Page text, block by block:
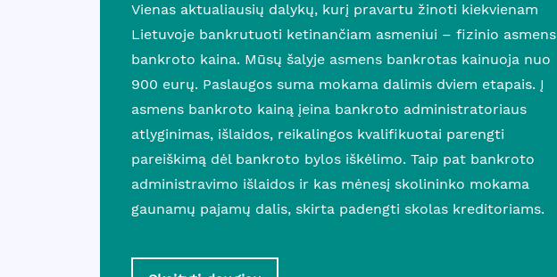
Vienas aktualiausių dalykų, kurį pravartu žinoti kiekvienam
Lietuvoje bankrutuoti ketinančiam asmeniui – fizinio asmens
bankroto kaina. Mūsų šalyje asmens bankrotas kainuoja nuo
900 eurų. Paslaugos suma mokama dalimis dviem etapais. Į
asmens bankroto kainą įeina bankroto administratoriaus
atlyginimas, išlaidos, reikalingos kvalifikuotai parengti
pareiškimą dėl bankroto bylos iškėlimo. Taip pat bankroto
administravimo išlaidos ir kas mėnesį skolininko mokama
gaunamų pajamų dalis, skirta padengti skolas kreditoriams.